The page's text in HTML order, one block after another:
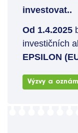
investovat..
Od 1.4.2025
investičních
EPSILON
Výzvy a